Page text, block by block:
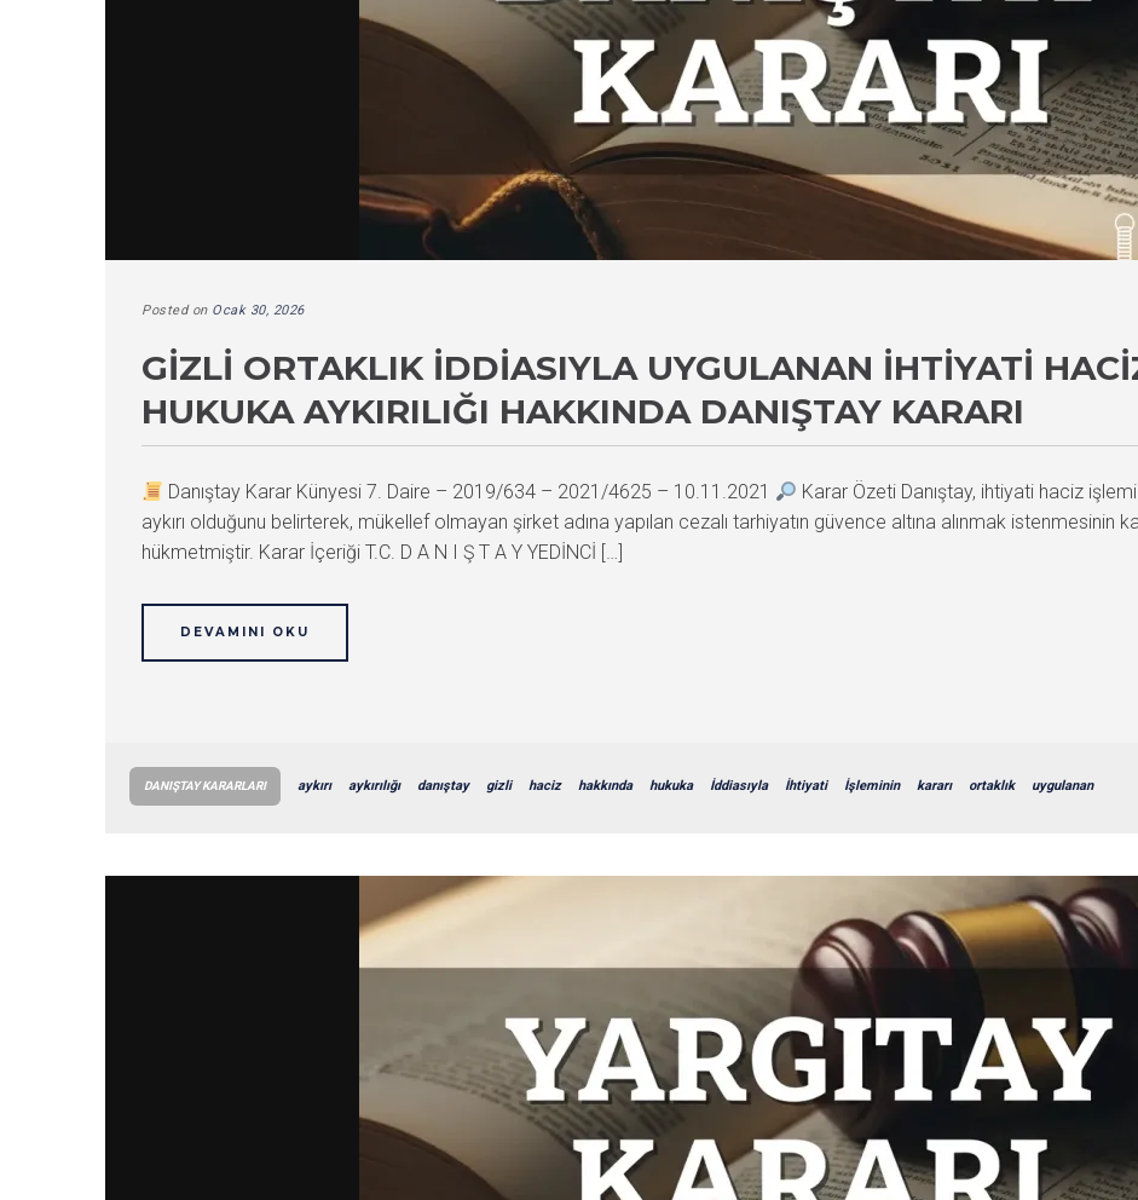
Posted on Ocak 30, 2026
GIZLI ORTAKLIK İDDIASIYLA UYGULANAN İHTIYATI
HUKUKA AYKIRILIĞI HAKKINDA DANIŞTAY KARARI
Danıştay Karar Künyesi 7. Daire – 2019/634 – 2021/4625 – 10.11.2021
Karar Özeti Danıştay, ihtiyati haciz
aykırı olduğunu belirterek, mükellef olmayan şirket adına yapılan cezalı tarhiyatın güvence altına alınmak
hükmetmiştir. Karar İçeriği T.C. D A N I Ş T A Y YEDİNCİ […]
DEVAMINI OKU
DANIŞTAY KARARLARI aykırı aykırılığı danıştay gizli haciz hakkında hukuka İddiasıyla İhtiyati İşleminin kararı ortaklık uygulanan